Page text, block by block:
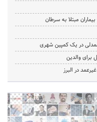
مبتلا به سرطان
همدلی در یک کمپین شهری
برای والدین
در البرز